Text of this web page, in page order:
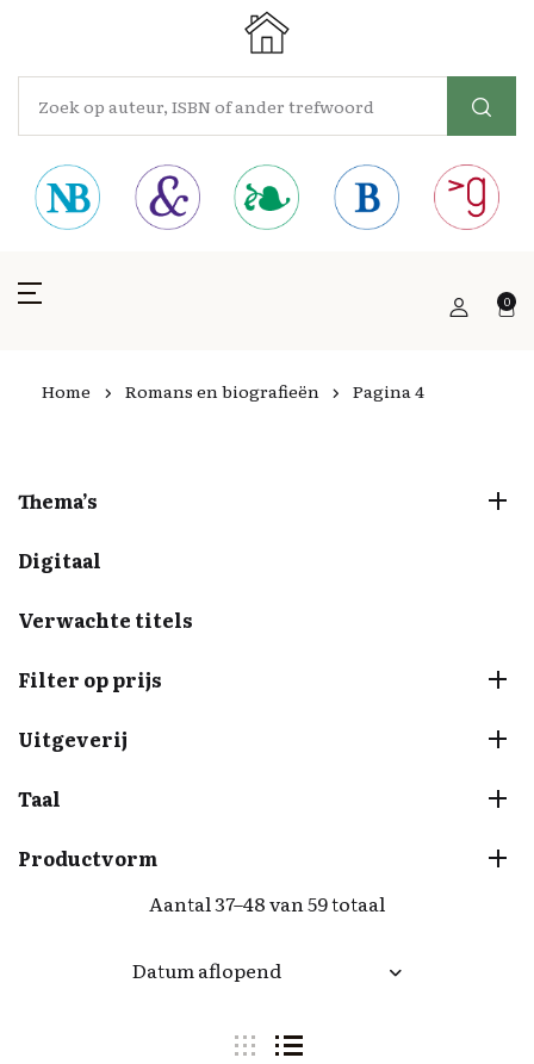
0
Home Romans en biografieën Pagina 4
Aantal 37–48 van 59 totaal
Datum aflopend
Thema’s
Digitaal
Verwachte titels
Filter op prijs
Uitgeverij
Taal
Productvorm